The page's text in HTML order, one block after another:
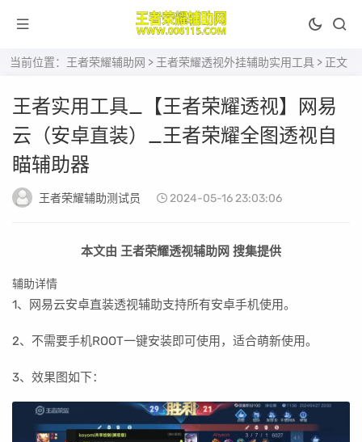
当前位置： 王者荣耀辅助网 > 王者荣耀透视外挂辅助实用工具 > 正文
王者实用工具_【王者荣耀透视】网易
云（安卓直装）_王者荣耀全图透视自
瞄辅助器
王者荣耀辅助测试员 2024-05-16 23:03:06
本文由 王者荣耀透视辅助网 搜集提供
辅助详情
1、网易云安卓直装透视辅助支持所有安卓手机使用。
2、不需要手机ROOT一键安装即可使用，适合萌新使用。
3、效果图如下：